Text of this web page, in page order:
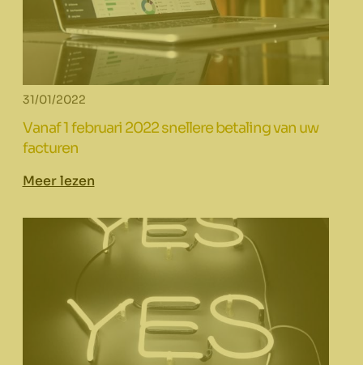
31/01/2022
Vanaf 1 februari 2022 snellere betaling van uw
facturen
Meer lezen